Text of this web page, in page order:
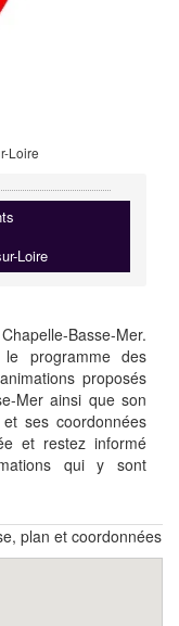
Loire
Loire
Basse-Mer.
le programme des
proposés
Mer ainsi que son
ses coordonnées
et restez informé
qui y sont
plan et coordonnées